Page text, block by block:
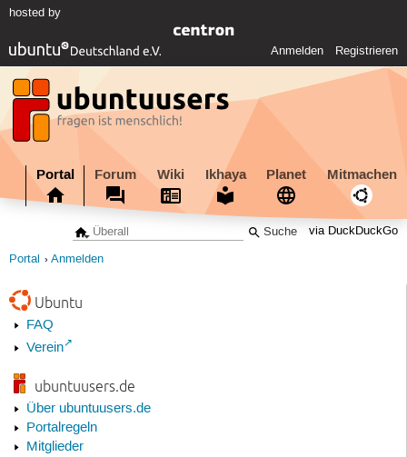
hosted by
Anmelden Registrieren
Portal Forum Wiki Ikhaya Planet Mitmachen
via DuckDuckGo
Portal Anmelden
Ubuntu
FAQ
Verein
ubuntuusers.de
Über ubuntuusers.de
Portalregeln
Mitglieder